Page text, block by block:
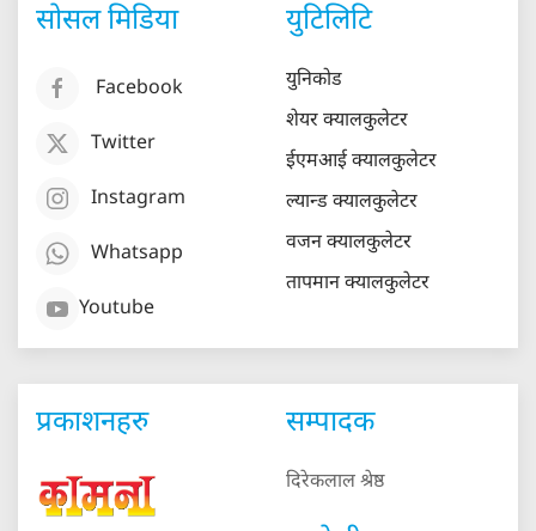
सोसल मिडिया
Facebook
Twitter
Instagram
Whatsapp
Youtube
युटिलिटि
युनिकोड
शेयर क्यालकुलेटर
ईएमआई क्यालकुलेटर
ल्यान्ड क्यालकुलेटर
वजन क्यालकुलेटर
तापमान क्यालकुलेटर
प्रकाशनहरु सम्पादक
दिरेकलाल श्रेष्ठ